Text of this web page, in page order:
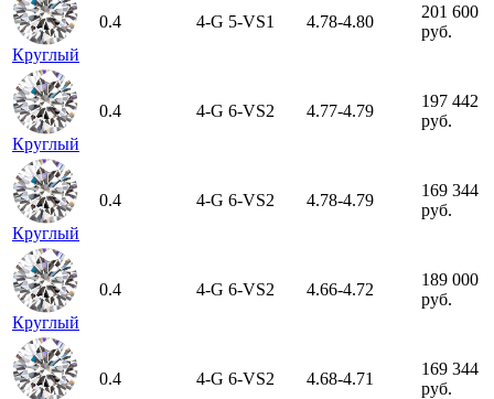
Круглый
0.4 4-G 5-VS1 4.78-4.80
201 600
руб.
Круглый
0.4 4-G 6-VS2 4.77-4.79
197 442
руб.
Круглый
0.4 4-G 6-VS2 4.78-4.79
169 344
руб.
Круглый
0.4 4-G 6-VS2 4.66-4.72
189 000
руб.
0.4 4-G 6-VS2 4.68-4.71
169 344
руб.